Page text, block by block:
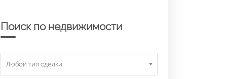
Поиск по недвижимости
Любой тип сделки